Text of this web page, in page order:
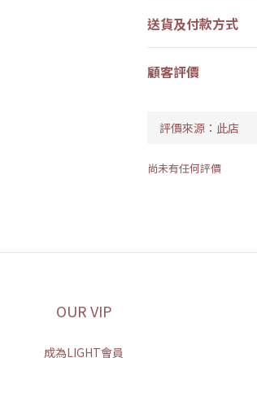
送貨及付款方式
顧客評價
尚未有任何評價
OUR VIP
成為LIGHT會員